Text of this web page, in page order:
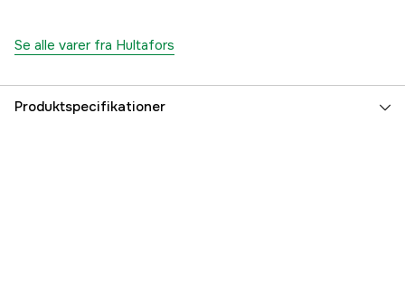
Se alle varer fra Hultafors
Produktspecifikationer